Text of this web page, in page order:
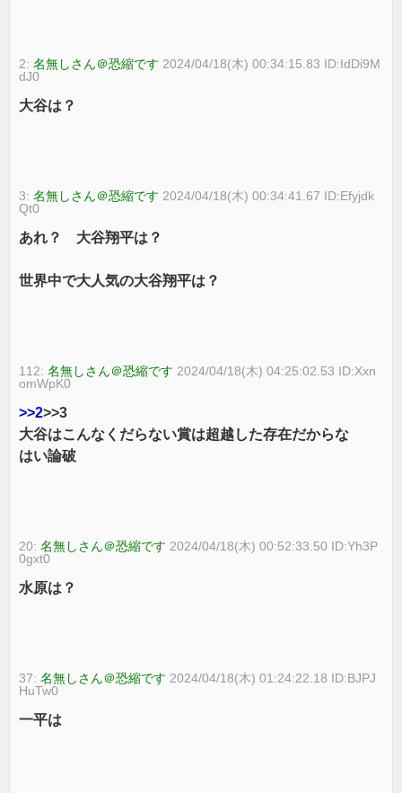
2:名無しさん＠恐縮です 2024/04/18(木) 00:34:15.83 ID:IdDi9M
dJ0
大谷は？
3:名無しさん＠恐縮です 2024/04/18(木) 00:34:41.67 ID:Efyjdk
Qt0
あれ？ 大谷翔平は？
世界中で大人気の大谷翔平は？
112:名無しさん＠恐縮です 2024/04/18(木) 04:25:02.53 ID:Xxn
omWpK0
>>2>>3
大谷はこんなくだらない賞は超越した存在だからな
はい論破
20:名無しさん＠恐縮です 2024/04/18(木) 00:52:33.50 ID:Yh3P
0gxt0
水原は？
37:名無しさん＠恐縮です 2024/04/18(木) 01:24:22.18 ID:BJPJ
HuTw0
一平は